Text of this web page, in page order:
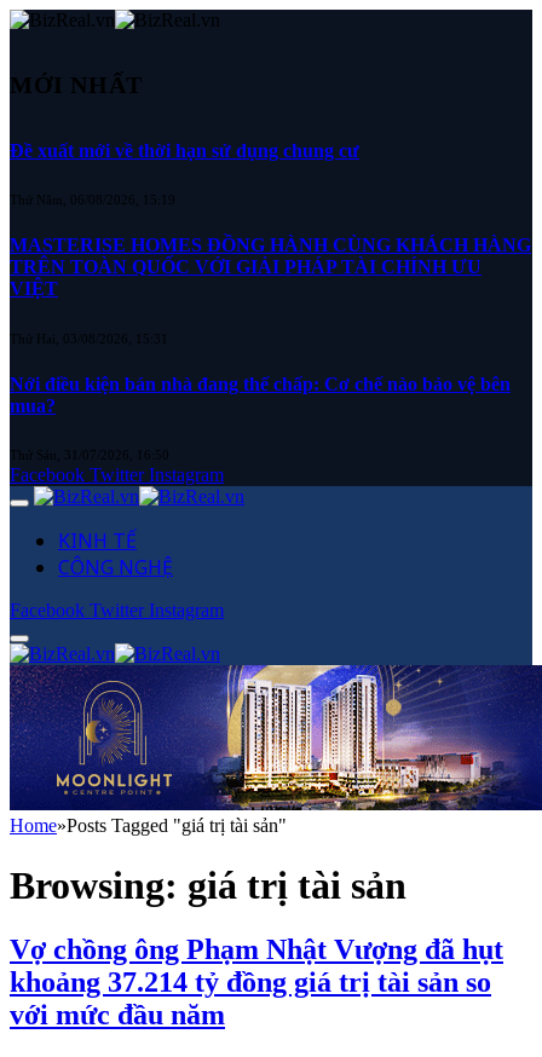
MỚI NHẤT
Đề xuất mới về thời hạn sử dụng chung cư
Thứ Năm, 06/08/2026, 15:19
MASTERISE HOMES ĐỒNG HÀNH CÙNG KHÁCH HÀNG
TRÊN TOÀN QUỐC VỚI GIẢI PHÁP TÀI CHÍNH ƯU
VIỆT
Thứ Hai, 03/08/2026, 15:31
Nới điều kiện bán nhà đang thế chấp: Cơ chế nào bảo vệ bên
mua?
Thứ Sáu, 31/07/2026, 16:50
Facebook Twitter Instagram
KINH TẾ
CÔNG NGHỆ
Facebook Twitter Instagram
Home»Posts Tagged "giá trị tài sản"
Browsing: giá trị tài sản
Vợ chồng ông Phạm Nhật Vượng đã hụt
khoảng 37.214 tỷ đồng giá trị tài sản so
với mức đầu năm